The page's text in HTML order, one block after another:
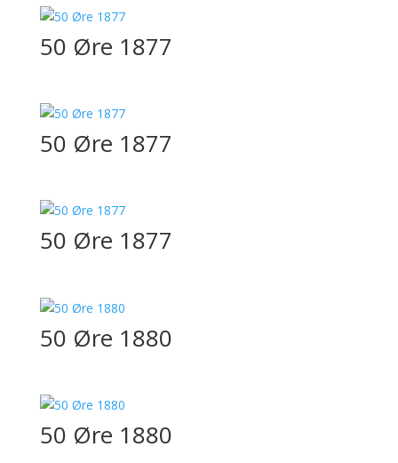
50 Øre 1877
50 Øre 1877
50 Øre 1877
50 Øre 1880
50 Øre 1880